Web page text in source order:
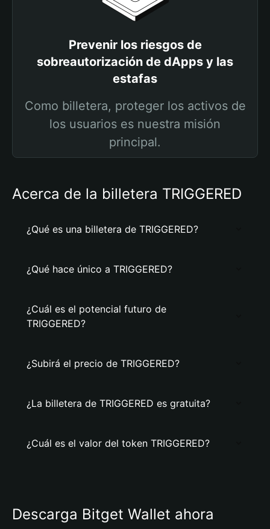
Prevenir los riesgos de
sobreautorización de dApps y las
estafas
Como billetera, proteger los activos de
los usuarios es nuestra misión
principal.
Acerca de la billetera TRIGGERED
¿Qué es una billetera de TRIGGERED?
¿Qué hace único a TRIGGERED?
¿Cuál es el potencial futuro de
TRIGGERED?
¿Subirá el precio de TRIGGERED?
¿La billetera de TRIGGERED es gratuita?
¿Cuál es el valor del token TRIGGERED?
Descarga Bitget Wallet ahora